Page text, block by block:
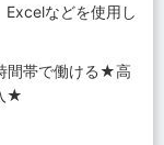
などを使用し
間帯で働ける★高
★